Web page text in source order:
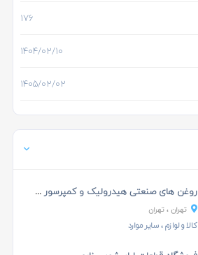
176
1404/02/10
1405/02/02
روغن های صنعتی هیدرولیک و کمپرسور و برودتی و بردبا...
تهران، تهران
کالا و لوازم، سایر موارد